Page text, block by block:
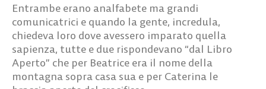
Entrambe erano analfabete ma grandi
comunicatrici e quando la gente, incredula,
chiedeva loro dove avessero imparato quella
sapienza, tutte e due rispondevano “dal Libro
Aperto” che per Beatrice era il nome della
montagna sopra casa sua e per Caterina le